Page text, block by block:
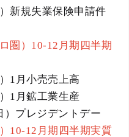
新規失業保険申請件
圏）10-12月期四半期
1月小売売上高
1月鉱工業生産
プレジデントデー
10-12月期四半期実質